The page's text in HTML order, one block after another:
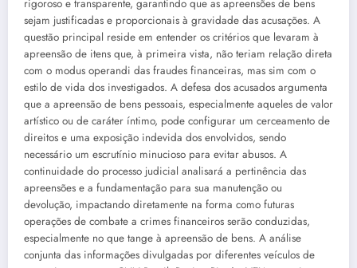
rigoroso e transparente, garantindo que as apreensões de bens
sejam justificadas e proporcionais à gravidade das acusações. A
questão principal reside em entender os critérios que levaram à
apreensão de itens que, à primeira vista, não teriam relação direta
com o modus operandi das fraudes financeiras, mas sim com o
estilo de vida dos investigados. A defesa dos acusados argumenta
que a apreensão de bens pessoais, especialmente aqueles de valor
artístico ou de caráter íntimo, pode configurar um cerceamento de
direitos e uma exposição indevida dos envolvidos, sendo
necessário um escrutínio minucioso para evitar abusos. A
continuidade do processo judicial analisará a pertinência das
apreensões e a fundamentação para sua manutenção ou
devolução, impactando diretamente na forma como futuras
operações de combate a crimes financeiros serão conduzidas,
especialmente no que tange à apreensão de bens. A análise
conjunta das informações divulgadas por diferentes veículos de